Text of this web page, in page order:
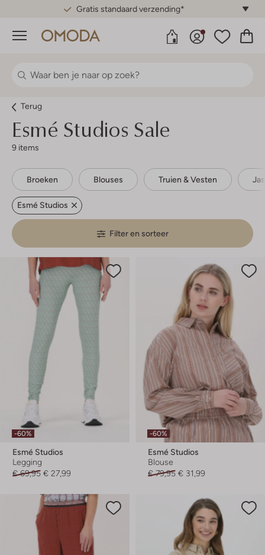
Gratis standaard verzending*
Menu
Terug
Esmé Studios Sale
9 items
Broeken Blouses Truien & Vesten
Esmé Studios
Filter en sorteer
-60%
Esmé Studios
Legging
€ 69,95 € 27,99
-60%
Esmé Studios
Blouse
€ 79,95 € 31,99